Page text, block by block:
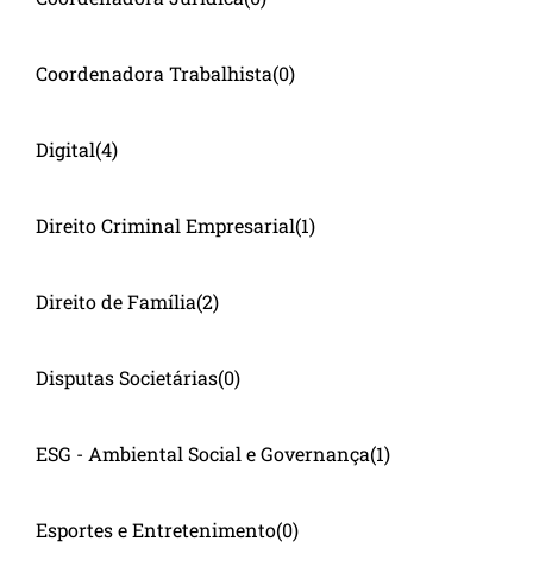
Coordenadora Trabalhista(0)
Digital(4)
Direito Criminal Empresarial(1)
Direito de Família(2)
Disputas Societárias(0)
ESG - Ambiental Social e Governança(1)
Esportes e Entretenimento(0)